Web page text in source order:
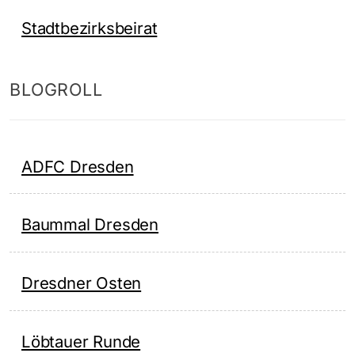
Stadtbezirksbeirat
BLOGROLL
ADFC Dresden
Baummal Dresden
Dresdner Osten
Löbtauer Runde